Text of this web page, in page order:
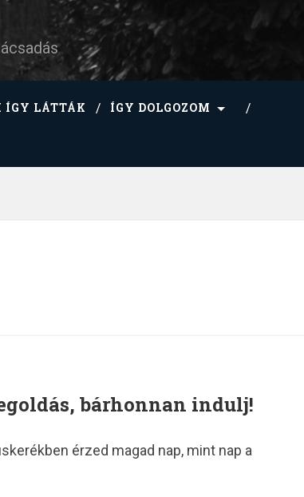
ÍGY LÁTTÁK ÍGY DOLGOZOM
bárhonnan indulj!
érzed magad nap, mint nap a